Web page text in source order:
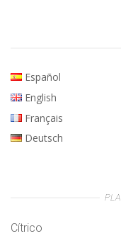
Español
English
Français
Deutsch
Cítrico